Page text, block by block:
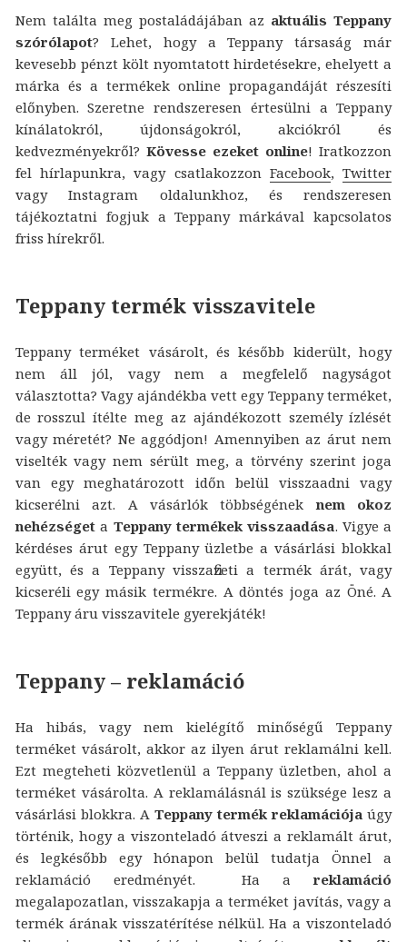
Nem találta meg postaládájában az aktuális Teppany
szórólapot? Lehet, hogy a Teppany társaság már
kevesebb pénzt költ nyomtatott hirdetésekre, ehelyett a
márka és a termékek online propagandáját részesíti
előnyben. Szeretne rendszeresen értesülni a Teppany
kínálatokról, újdonságokról, akciókról és
kedvezményekről? Kövesse ezeket online! Iratkozzon
fel hírlapunkra, vagy csatlakozzonFacebook,Twitter
vagy Instagram oldalunkhoz, és rendszeresen
tájékoztatni fogjuk a Teppany márkával kapcsolatos
friss hírekről.
Teppany termék visszavitele
Teppany terméket vásárolt, és később kiderült, hogy
nem áll jól, vagy nem a megfelelő nagyságot
választotta? Vagy ajándékba vett egy Teppany terméket,
de rosszul ítélte meg az ajándékozott személy ízlését
vagy méretét? Ne aggódjon! Amennyiben az árut nem
viselték vagy nem sérült meg, a törvény szerint joga
van egy meghatározott időn belül visszaadni vagy
kicserélni azt. A vásárlók többségéneknem okoz
nehézségeta Teppany termékek visszaadása. Vigye a
kérdéses árut egy Teppany üzletbe a vásárlási blokkal
együtt, és a Teppany visszafizeti a termék árát, vagy
kicseréli egy másik termékre. A döntés joga az Öné. A
Teppany áru visszavitele gyerekjáték!
Teppany – reklamáció
Ha hibás, vagy nem kielégítő minőségű Teppany
terméket vásárolt, akkor az ilyen árut reklamálni kell.
Ezt megteheti közvetlenül a Teppany üzletben, ahol a
terméket vásárolta. A reklamálásnál is szüksége lesz a
vásárlási blokkra. A Teppany termék reklamációja úgy
történik, hogy a viszonteladó átveszi a reklamált árut,
és legkésőbb egy hónapon belül tudatja Önnel a
reklamáció eredményét. Ha areklamáció
megalapozatlan, visszakapja a terméket javítás, vagy a
termék árának visszatérítése nélkül. Ha a viszonteladó